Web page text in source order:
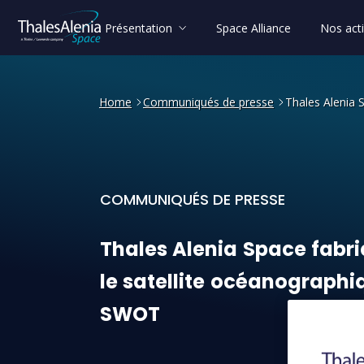
Présentation Space Alliance Nos
Home Communiqués de presse Thales Alenia
COMMUNIQUÉS DE PRESSE
Thales Alenia Space
ThalesAlenia Space
lesatellite
SWOT